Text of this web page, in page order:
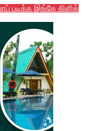
படிக்க இங்கே கிளிக்